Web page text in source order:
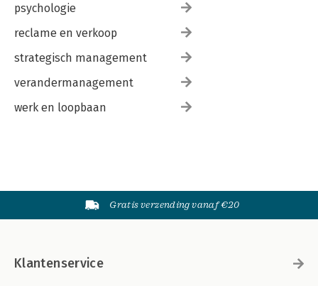
psychologie
reclame en verkoop
strategisch management
verandermanagement
werk en loopbaan
Gratis verzending vanaf €20
Klantenservice